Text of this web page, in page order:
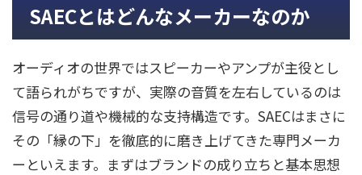
SAECとはどんなメーカーなのか
オーディオの世界ではスピーカーやアンプが主役とし
て語られがちですが、実際の音質を左右しているのは
信号の通り道や機械的な支持構造です。SAECはまさに
その「縁の下」を徹底的に磨き上げてきた専門メーカ
ーといえます。まずはブランドの成り立ちと基本思想